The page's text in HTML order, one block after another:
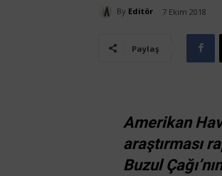
By Editör 7 Ekim 2018
Paylaş
Amerikan
araştırması
Buzul